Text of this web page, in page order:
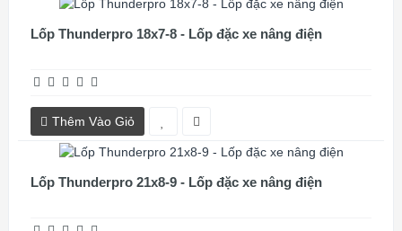
Lốp Thunderpro 18x7-8 - Lốp đặc xe nâng điện
Thêm Vào Giỏ
Lốp Thunderpro 21x8-9 - Lốp đặc xe nâng điện